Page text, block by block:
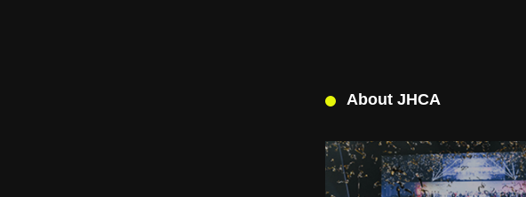
About JHCA